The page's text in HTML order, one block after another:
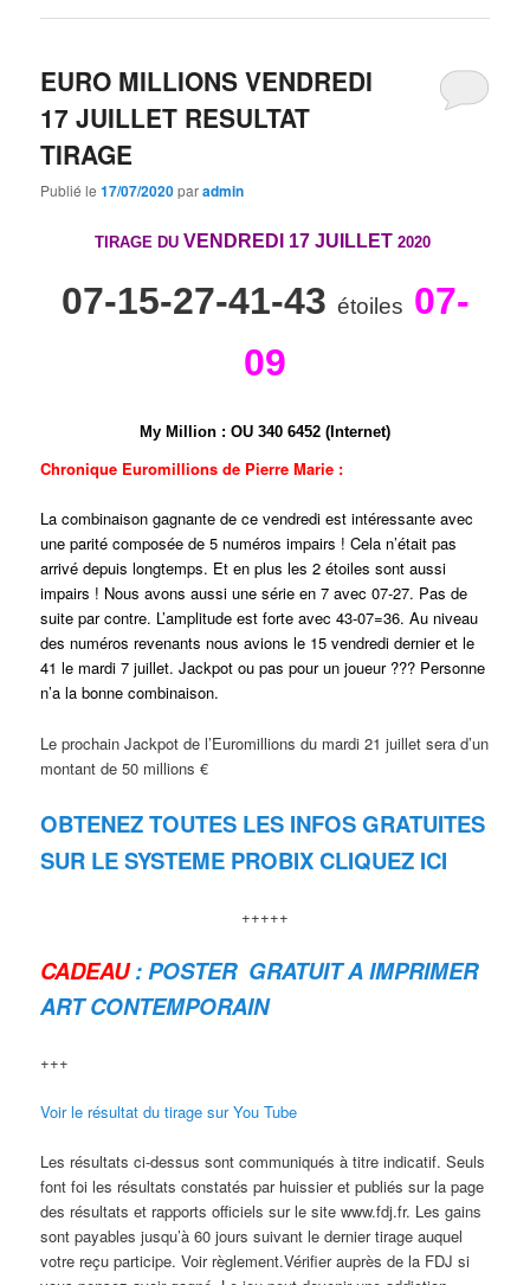
EURO MILLIONS VENDREDI
17 JUILLET RESULTAT
TIRAGE
Publié le17/07/2020paradmin
TIRAGE DU VENDREDI 17 JUILLET 2020
07-15-27-41-43 étoiles 07-
09
My Million : OU 340 6452 (Internet)
Chronique Euromillions de Pierre Marie :
La combinaison gagnante de ce vendredi est intéressante avec
une parité composée de 5 numéros impairs ! Cela n’était pas
arrivé depuis longtemps. Et en plus les 2 étoiles sont aussi
impairs ! Nous avons aussi une série en 7 avec 07-27. Pas de
suite par contre. L’amplitude est forte avec 43-07=36. Au niveau
des numéros revenants nous avions le 15 vendredi dernier et le
41 le mardi 7 juillet. Jackpot ou pas pour un joueur ??? Personne
n’a la bonne combinaison.
Le prochain Jackpot de l’Euromillions du mardi 21 juillet sera d’un
montant de 50 millions €
OBTENEZ TOUTES LES INFOS GRATUITES
SUR LE SYSTEME PROBIX CLIQUEZ ICI
+++++
CADEAU: POSTER GRATUIT A IMPRIMER
ART CONTEMPORAIN
+++
Voir le résultat du tirage sur You Tube
Les résultats ci-dessus sont communiqués à titre indicatif. Seuls
font foi les résultats constatés par huissier et publiés sur la page
des résultats et rapports officiels sur le site www.fdj.fr. Les gains
sont payables jusqu’à 60 jours suivant le dernier tirage auquel
votre reçu participe. Voir règlement.Vérifier auprès de la FDJ si